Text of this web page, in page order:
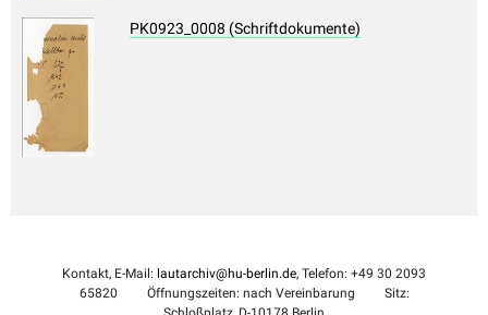
PK0923_0008 (Schriftdokumente)
Kontakt, E-Mail: lautarchiv@hu-berlin.de, Telefon: +49 30 2093
65820
Öffnungszeiten: nach Vereinbarung
Sitz: